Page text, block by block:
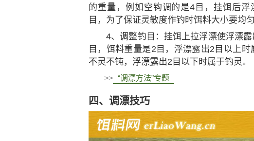
的重量，例如空钩调的是4目，挂饵后
目，为了保证灵敏度作钓时饵料大小要均匀
4、调整钓目：挂饵上拉浮漂使浮漂
目，饵料重量是2目，浮漂露出2目以上
不灵不钝，浮漂露出2目以下时属于钓灵。
>> “调漂方法”专题
四、调漂技巧